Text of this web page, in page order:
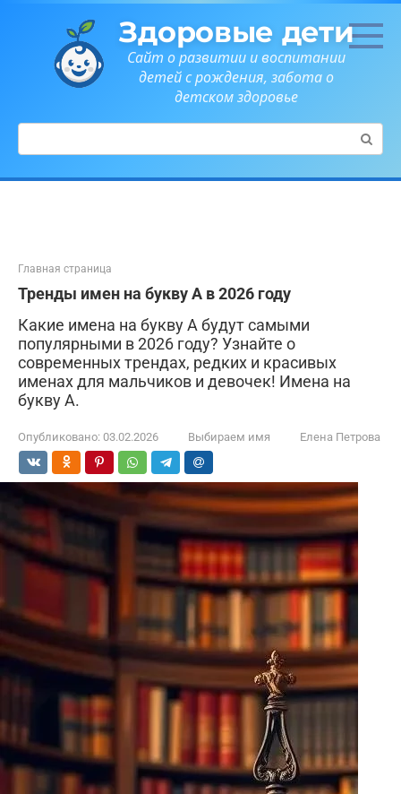
Здоровые дети
Сайт о развитии и воспитании
детей с рождения, забота о
детском здоровье
Поиск:
Главная страница
Тренды имен на букву А в 2026 году
Какие имена на букву А будут самыми
популярными в 2026 году? Узнайте о
современных трендах, редких и красивых
именах для мальчиков и девочек! Имена на
букву А.
Опубликовано: 03.02.2026 Выбираем имя Елена Петрова